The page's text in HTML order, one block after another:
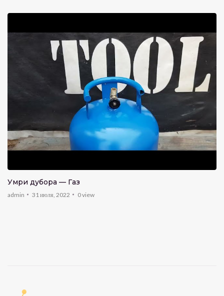
Умри дубора — Газ
admin 31 июля, 2022 0view